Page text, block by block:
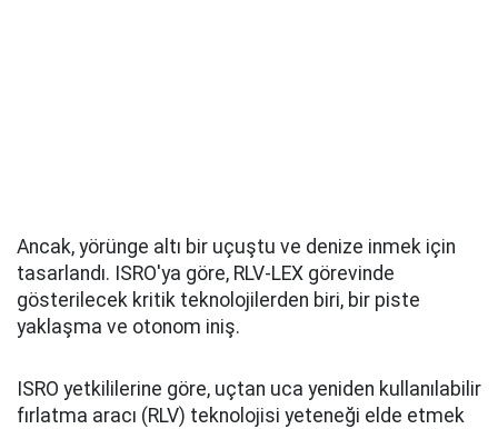
Ancak, yörünge altı bir uçuştu ve denize inmek için
tasarlandı. ISRO'ya göre, RLV-LEX görevinde
gösterilecek kritik teknolojilerden biri, bir piste
yaklaşma ve otonom iniş.
ISRO yetkililerine göre, uçtan uca yeniden kullanılabilir
fırlatma aracı (RLV) teknolojisi yeteneği elde etmek